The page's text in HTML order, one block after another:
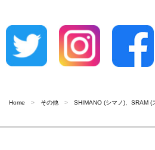
Home その他 SHIMANO (シマノ)、SRAM (